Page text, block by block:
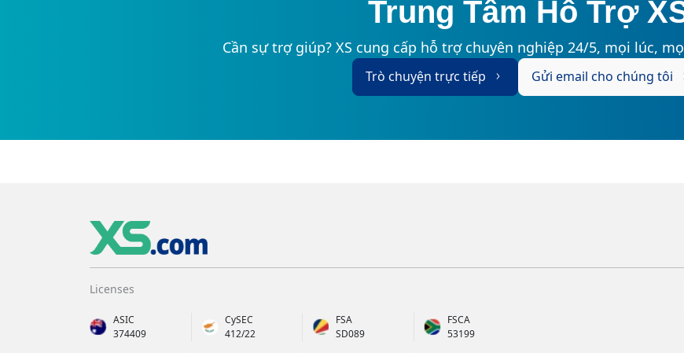
Trung Tâm Hỗ Trợ
Cần sự trợ giúp? XS cung cấp hỗ trợ chuyên nghiệp 24/5, mọi lúc,
Trò chuyện trực tiếp Gửi email cho chúng tôi
Licenses
ASIC
374409
CySEC
412/22
FSA
SD089
FSCA
53199